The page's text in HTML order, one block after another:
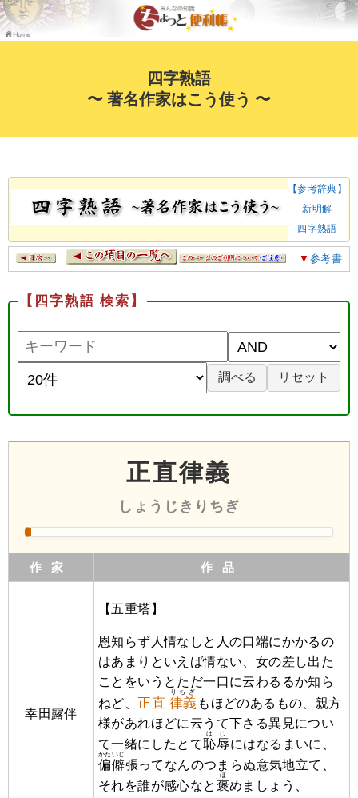
四字熟語
〜 著名作家はこう使う 〜
【参考辞典】
新明解
四字熟語
▼ 参考書
正直律義
しょうじきりちぎ
作家 作品
幸田露伴
【五重塔】
恩知らず人情なしと人の口端にかかるの
はあまりといえば情ない、女の差し出た
ことをいうとただ一口に云わるるか知ら
ねど、 正直 律義
りちぎ
もほどのあるもの、親方
様があれほどに云うて下さる異見につい
て一緒にしたとて恥辱
はじ
にはなるまいに、
偏僻
かたいじ
張ってなんのつまらぬ意気地立て、
それを誰が感心なと 褒
ほ
めましょう、